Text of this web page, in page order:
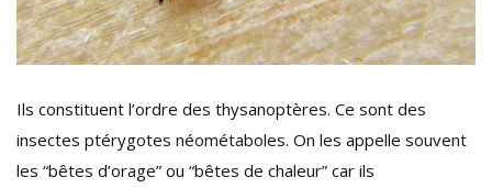
Ils constituent l’ordre des thysanoptères. Ce sont des
insectes ptérygotes néométaboles. On les appelle souvent
les “bêtes d’orage” ou “bêtes de chaleur” car ils